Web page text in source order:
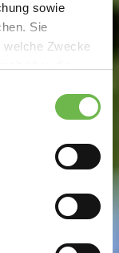
sowie
Sie
welche Zwecke
Lage
identifizieren